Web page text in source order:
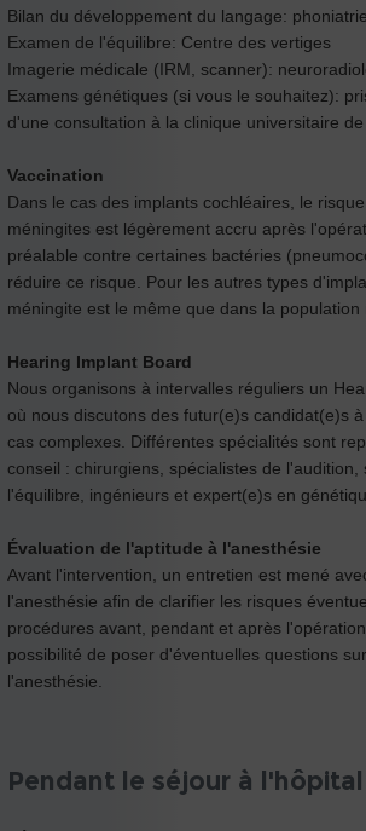
Bilan du développement du langage:
Examen de l'équilibre: Centre des vertiges
Imagerie médicale (IRM, scanner):
Examens génétiques (si vous le souhaitez):
d'une consultation à la clinique universitaire
Vaccination
Dans le cas des implants cochléaires, le
méningites est légèrement accru après
préalable contre certaines bactéries
réduire ce risque. Pour les autres types
méningite est le même que dans la population
Hearing Implant Board
Nous organisons à intervalles réguliers un
où nous discutons des futur(e)s candidat(e)s
cas complexes. Différentes spécialités sont
conseil : chirurgiens, spécialistes de l'audition,
l'équilibre, ingénieurs et expert(e)s en
Évaluation de l'aptitude à l'anesthésie
Avant l'intervention, un entretien est mené
l'anesthésie afin de clarifier les risques
procédures avant, pendant et après
possibilité de poser d'éventuelles questions
l'anesthésie.
Pendant le séjour à l'hôpital